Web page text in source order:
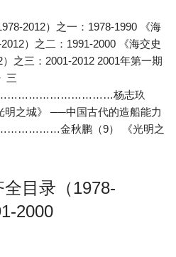
2012）之一：1978-1990 《海
）之二：1991-2000 《海交史
之三：2001-2012 2001年第一期
三
杨志玖
明之城》 ──中国古代的造船能力
金秋鹏（9） 《光明之
全目录（1978-
2000